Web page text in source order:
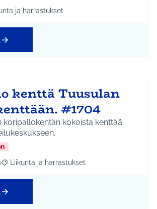
mukaan: Hyrylä
tulokset teeman mukaan: Liikunta ja
ja harrastukset
kenttä Tuusulan
#1704
koripallokentän kokoista kenttää
mukaan: Koko Tuusula
Rajaa tulokset teeman mukaan: Liikunta ja
Liikunta ja harrastukset